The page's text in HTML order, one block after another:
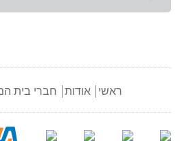
ראשי אודות חברי בית